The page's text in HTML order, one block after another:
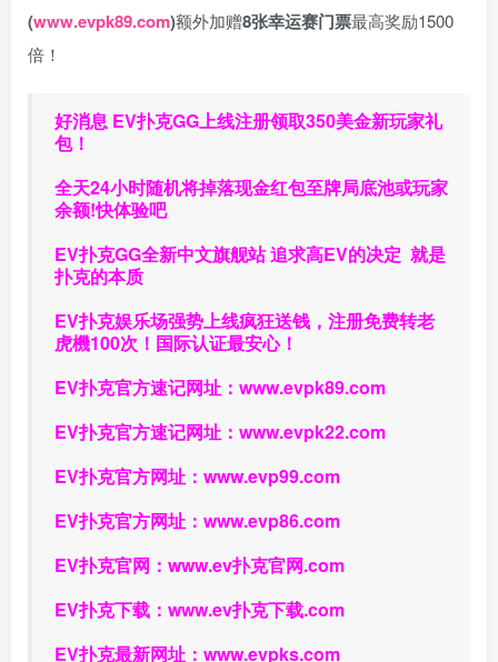
(www.evpk89.com)额外加赠8张幸运赛门票最高奖励1500
倍！
好消息 EV扑克GG上线注册领取350美金新玩家礼
包！
全天24小时随机将掉落现金红包至牌局底池或玩家
余额!快体验吧
EV扑克GG全新中文旗舰站追求高EV的决定 就是
扑克的本质
EV扑克娱乐场强势上线疯狂送钱，注册免费转老
虎機100次！国际认证最安心！
EV扑克官方速记网址： www.evpk89.com
EV扑克官方速记网址： www.evpk22.com
EV扑克官方网址： www.evp99.com
EV扑克官方网址： www.evp86.com
EV扑克官网： www.ev扑克官网.com
EV扑克下载： www.ev扑克下载.com
EV扑克最新网址： www.evpks.com